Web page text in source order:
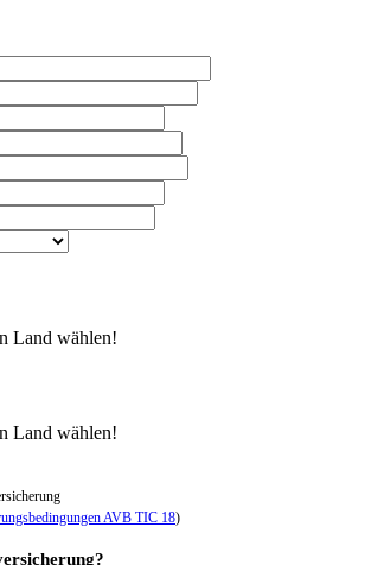
Land wählen!
Land wählen!
AVB TIC 18)